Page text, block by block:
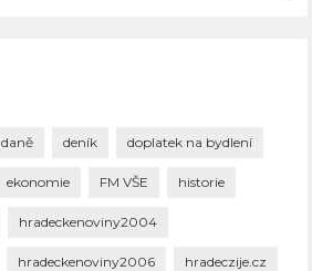
daně deník doplatek na bydlení
ekonomie FM VŠE historie
hradeckenoviny2004
hradeckenoviny2006 hradeczije.cz